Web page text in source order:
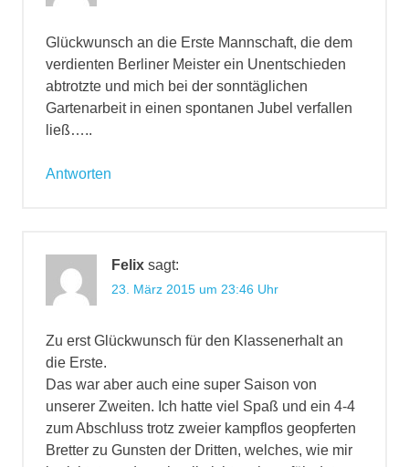
Glückwunsch an die Erste Mannschaft, die dem
verdienten Berliner Meister ein Unentschieden
abtrotzte und mich bei der sonntäglichen
Gartenarbeit in einen spontanen Jubel verfallen
ließ…..
Antworten
Felix sagt:
23. März 2015 um 23:46 Uhr
Zu erst Glückwunsch für den Klassenerhalt an
die Erste.
Das war aber auch eine super Saison von
unserer Zweiten. Ich hatte viel Spaß und ein 4-4
zum Abschluss trotz zweier kampflos geopferten
Bretter zu Gunsten der Dritten, welches, wie mir